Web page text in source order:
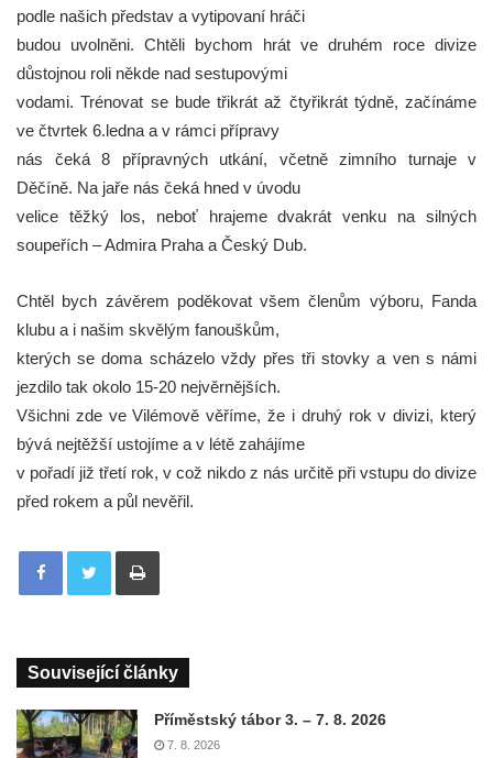
podle našich představ a vytipovaní hráči
budou uvolněni. Chtěli bychom hrát ve druhém roce divize
důstojnou roli někde nad sestupovými
vodami. Trénovat se bude třikrát až čtyřikrát týdně, začínáme
ve čtvrtek 6.ledna a v rámci přípravy
nás čeká 8 přípravných utkání, včetně zimního turnaje v
Děčíně. Na jaře nás čeká hned v úvodu
velice těžký los, neboť hrajeme dvakrát venku na silných
soupeřích – Admira Praha a Český Dub.
Chtěl bych závěrem poděkovat všem členům výboru, Fanda
klubu a i našim skvělým fanouškům,
kterých se doma scházelo vždy přes tři stovky a ven s námi
jezdilo tak okolo 15-20 nejvěrnějších.
Všichni zde ve Vilémově věříme, že i druhý rok v divizi, který
bývá nejtěžší ustojíme a v létě zahájíme
v pořadí již třetí rok, v což nikdo z nás určitě při vstupu do divize
před rokem a půl nevěřil.
Tisknout
Související články
Příměstský tábor 3. – 7. 8. 2026
7. 8. 2026